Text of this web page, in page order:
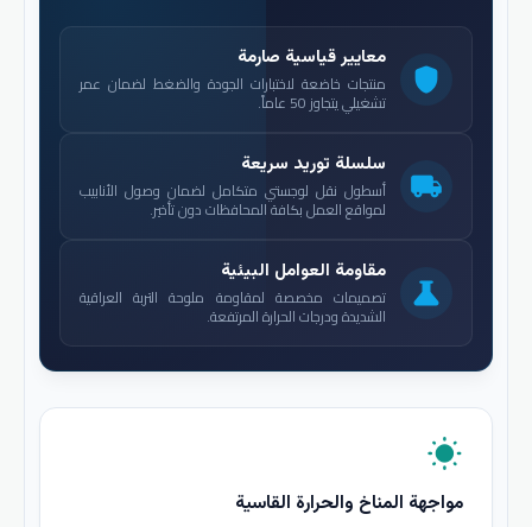
shield
معايير قياسية صارمة
منتجات خاضعة لاختبارات الجودة والضغط لضمان عمر
تشغيلي يتجاوز 50 عاماً.
local_shipping
سلسلة توريد سريعة
أسطول نقل لوجستي متكامل لضمان وصول الأنابيب
لمواقع العمل بكافة المحافظات دون تأخير.
science
مقاومة العوامل البيئية
تصميمات مخصصة لمقاومة ملوحة التربة العراقية
الشديدة ودرجات الحرارة المرتفعة.
wb_sunny
مواجهة المناخ والحرارة القاسية